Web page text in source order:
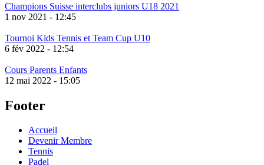
Champions Suisse interclubs juniors U18 2021
1 nov 2021 - 12:45
Tournoi Kids Tennis et Team Cup U10
6 fév 2022 - 12:54
Cours Parents Enfants
12 mai 2022 - 15:05
Footer
Accueil
Devenir Membre
Tennis
Padel